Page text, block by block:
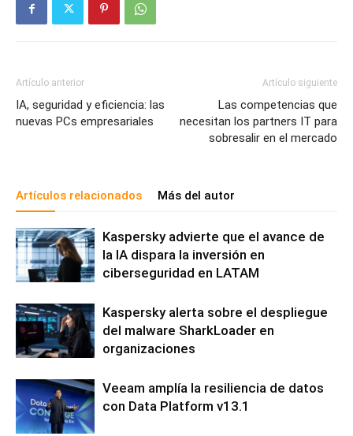
Artículo anterior
IA, seguridad y eficiencia: las
nuevas PCs empresariales
Artículo siguiente
Las competencias que
necesitan los partners IT para
sobresalir en el mercado
Artículos relacionados Más del autor
Kaspersky advierte que el avance de
la IA dispara la inversión en
ciberseguridad en LATAM
Kaspersky alerta sobre el despliegue
del malware SharkLoader en
organizaciones
Veeam amplía la resiliencia de datos
con Data Platform v13.1